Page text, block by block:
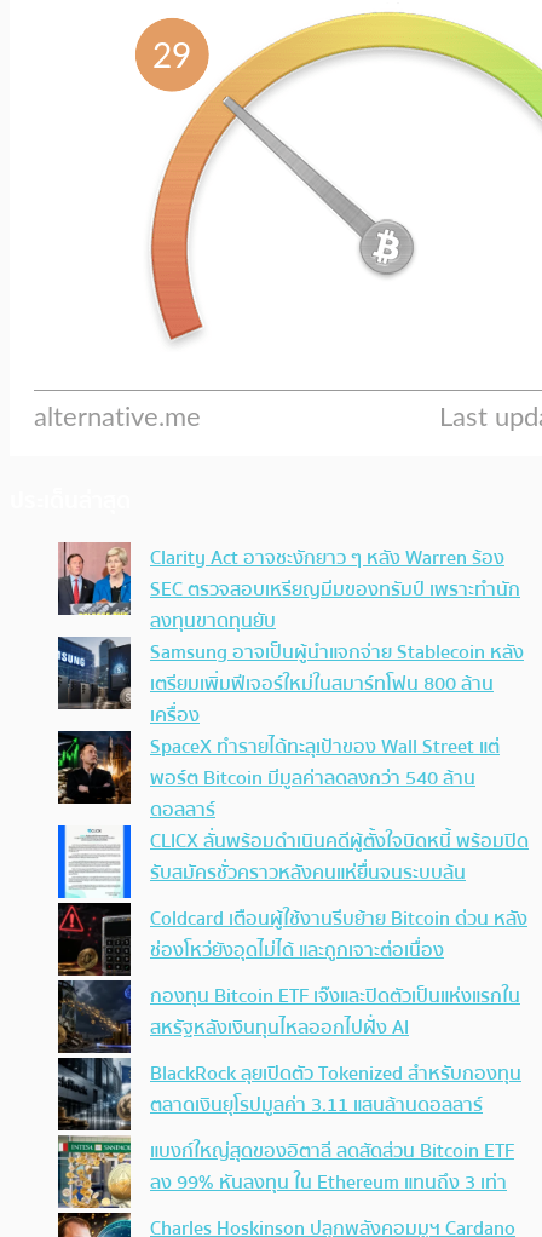
Clarity Act อาจชะงักยาว ๆ หลัง Warren ร้อง
SEC ตรวจสอบเหรียญมีมของทรัมป์ เพราะทำนัก
ลงทุนขาดทุนยับ
Samsung อาจเป็นผู้นำแจกจ่าย Stablecoin หลัง
เตรียมเพิ่มฟีเจอร์ใหม่ในสมาร์ทโฟน 800 ล้าน
เครื่อง
SpaceX ทำรายได้ทะลุเป้าของ Wall Street แต่
พอร์ต Bitcoin มีมูลค่าลดลงกว่า 540 ล้าน
ดอลลาร์
CLICX ลั่นพร้อมดำเนินคดีผู้ตั้งใจบิดหนี้ พร้อมปิด
รับสมัครชั่วคราวหลังคนแห่ยื่นจนระบบล้น
Coldcard เตือนผู้ใช้งานรีบย้าย Bitcoin ด่วน หลัง
ช่องโหว่ยังอุดไม่ได้ และถูกเจาะต่อเนื่อง
กองทุน Bitcoin ETF เจ๊งและปิดตัวเป็นแห่งแรกใน
สหรัฐหลังเงินทุนไหลออกไปฝั่ง AI
BlackRock ลุยเปิดตัว Tokenized สำหรับกองทุน
ตลาดเงินยุโรปมูลค่า 3.11 แสนล้านดอลลาร์
แบงก์ใหญ่สุดของอิตาลี ลดสัดส่วน Bitcoin ETF
ลง 99% หันลงทุน ใน Ethereum แทนถึง 3 เท่า
Charles Hoskinson ปลุกพลังคอมมูฯ Cardano